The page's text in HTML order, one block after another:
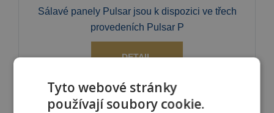
Sálavé panely Pulsar jsou k dispozici ve třech
provedeních Pulsar P
DETAIL
Tyto webové stránky
používají soubory cookie.